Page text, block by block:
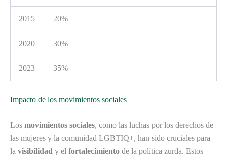
2015 20%
2020 30%
2023 35%
Impacto de los movimientos sociales
Los movimientos sociales, como las luchas por los derechos de
las mujeres y la comunidad LGBTIQ+, han sido cruciales para
la visibilidad y el fortalecimiento de la política zurda. Estos